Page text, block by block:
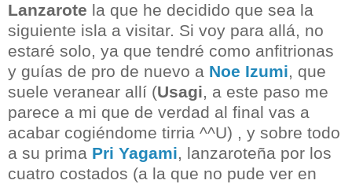
Lanzarote la que he decidido que sea la
siguiente isla a visitar. Si voy para allá, no
estaré solo, ya que tendré como anfitrionas
y guías de pro de nuevo a Noe Izumi, que
suele veranear allí (Usagi, a este paso me
parece a mi que de verdad al final vas a
acabar cogiéndome tirria ^^U) , y sobre todo
a su prima Pri Yagami, lanzaroteña por los
cuatro costados (a la que no pude ver en